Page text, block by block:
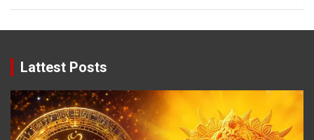
Lattest Posts